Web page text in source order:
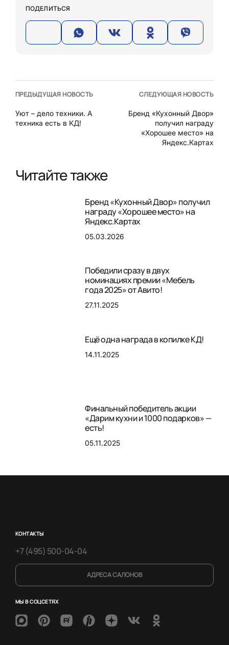
ПОДЕЛИТЬСЯ
ПРЕДЫДУЩАЯ НОВОСТЬ
Уют – дело техники. А
техника есть в КД!
СЛЕДУЮЩАЯ НОВОСТЬ
Бренд «Кухонный Двор»
получил награду
«Хорошее место» на
Яндекс.Картах
Читайте также
Бренд «Кухонный Двор» получил
награду «Хорошее место» на
Яндекс.Картах
05.03.2026
Победили сразу в двух
номинациях премии «Мебель
года 2025» от Авито!
27.11.2025
Ещё одна награда в копилке КД!
14.11.2025
Финальный победитель акции
«Дарим кухни и 1000 подарков» —
есть!
05.11.2025
КОНТАКТЫ
+7 (495) 500-04-04
АДРЕСА САЛОНОВ
МЫ В СОЦСЕТЯХ